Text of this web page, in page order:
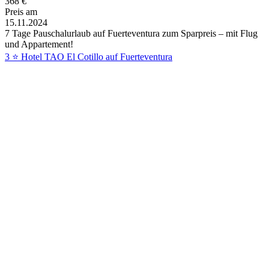
Preis am
15.11.2024
7 Tage Pauschalurlaub auf Fuerteventura zum Sparpreis – mit Flug
und Appartement!
3 ⭐ Hotel TAO El Cotillo auf Fuerteventura